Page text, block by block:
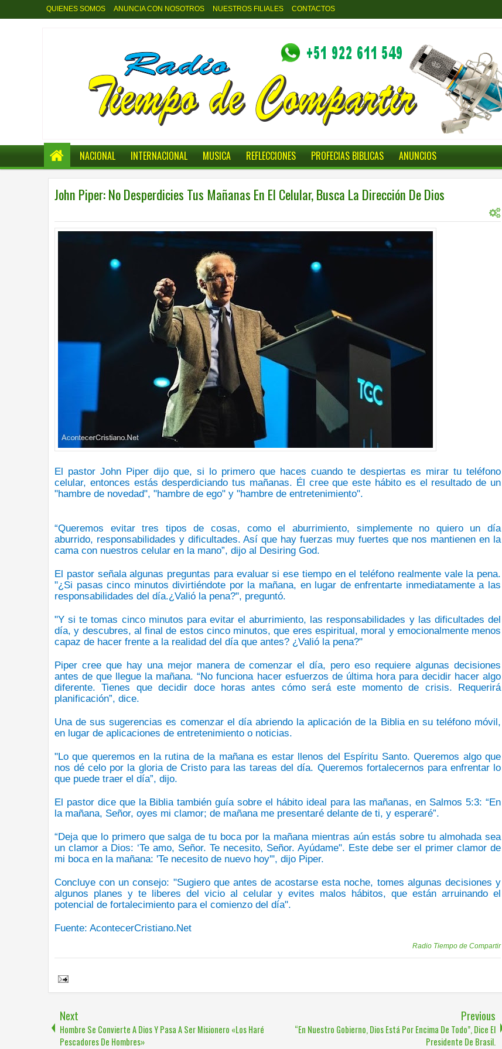
QUIENES SOMOS ANUNCIA CON NOSOTROS NUESTROS FILIALES CONTACTOS
NACIONAL INTERNACIONAL MUSICA REFLECCIONES PROFECIAS BIBLICAS ANUNCIOS
John Piper: No Desperdicies Tus Mañanas En El Celular, Busca La Dirección De Dios
El pastor John Piper dijo que, si lo primero que haces cuando te despiertas es mirar tu teléfono
celular, entonces estás desperdiciando tus mañanas. Él cree que este hábito es el resultado de un
"hambre de novedad", "hambre de ego" y "hambre de entretenimiento".
“Queremos evitar tres tipos de cosas, como el aburrimiento, simplemente no quiero un día
aburrido, responsabilidades y dificultades. Así que hay fuerzas muy fuertes que nos mantienen en la
cama con nuestros celular en la mano”, dijo al Desiring God.
El pastor señala algunas preguntas para evaluar si ese tiempo en el teléfono realmente vale la pena.
"¿Si pasas cinco minutos divirtiéndote por la mañana, en lugar de enfrentarte inmediatamente a las
responsabilidades del día.¿Valió la pena?", preguntó.
"Y si te tomas cinco minutos para evitar el aburrimiento, las responsabilidades y las dificultades del
día, y descubres, al final de estos cinco minutos, que eres espiritual, moral y emocionalmente menos
capaz de hacer frente a la realidad del día que antes? ¿Valió la pena?"
Piper cree que hay una mejor manera de comenzar el día, pero eso requiere algunas decisiones
antes de que llegue la mañana. “No funciona hacer esfuerzos de última hora para decidir hacer algo
diferente. Tienes que decidir doce horas antes cómo será este momento de crisis. Requerirá
planificación”, dice.
Una de sus sugerencias es comenzar el día abriendo la aplicación de la Biblia en su teléfono móvil,
en lugar de aplicaciones de entretenimiento o noticias.
"Lo que queremos en la rutina de la mañana es estar llenos del Espíritu Santo. Queremos algo que
nos dé celo por la gloria de Cristopara las tareas del día. Queremos fortalecernos para enfrentar lo
que puede traer el día”, dijo.
El pastor dice que la Biblia también guía sobre el hábito ideal para las mañanas, en Salmos 5:3: “En
la mañana, Señor, oyes mi clamor; de mañana me presentaré delante de ti, y esperaré”.
“Deja que lo primero que salga de tu boca por la mañana mientras aún estás sobre tu almohada sea
un clamor a Dios: ‘Te amo, Señor. Te necesito, Señor. Ayúdame". Este debe ser el primer clamor de
mi boca en la mañana: 'Te necesito de nuevo hoy'", dijo Piper.
Concluye con un consejo: "Sugiero que antes de acostarse esta noche, tomes algunas decisiones y
algunos planes y te liberes del vicio al celular y evites malos hábitos, que están arruinando el
potencial de fortalecimiento para el comienzo del día".
Fuente: AcontecerCristiano.Net
Radio Tiempo de Compartir
Next
Hombre Se Convierte A Dios Y Pasa A Ser Misionero «Los Haré
Pescadores De Hombres»
Previous
“En Nuestro Gobierno, Dios Está Por Encima De Todo”, Dice El
Presidente De Brasil.